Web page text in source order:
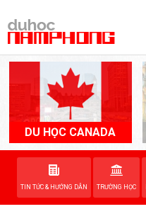
DU HỌC CANADA
TIN TỨC & HƯỚNG DẪN TRƯỜNG HỌC
TRANG CHỦ
QUỐC GIA
EVENTS
DỊCH VỤ
VỀ NAM PHONG